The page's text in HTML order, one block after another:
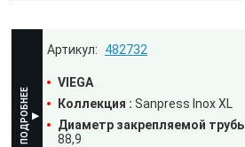
482732
VIEGA
Коллекция : Sanpress Inox XL
Диаметр закрепляемой
88,9